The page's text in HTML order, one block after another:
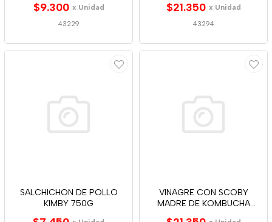
$9.300 x Unidad
43229
$21.350 x Unidad
43294
SALCHICHON DE POLLO
KIMBY 750G
VINAGRE CON SCOBY
MADRE DE KOMBUCHA